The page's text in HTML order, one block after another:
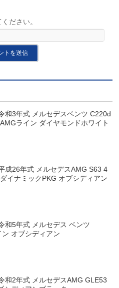
ださい。
和3年式 メルセデスベンツ C220d
ライン ダイヤモンドホワイト
成26年式 メルセデスAMG S63 4
イナミックPKG オブシディアン
和5年式 メルセデス ベンツ
オブシディアン
和2年式 メルセデスAMG GLE53